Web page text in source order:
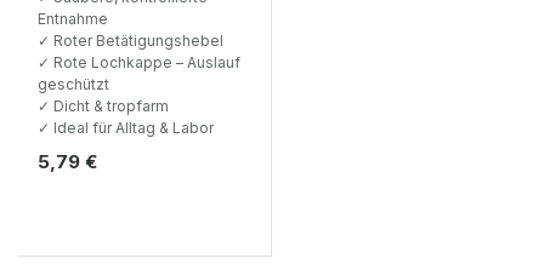
Entnahme
✓ Roter Betätigungshebel
✓ Rote Lochkappe – Auslauf
geschützt
✓ Dicht & tropfarm
✓ Ideal für Alltag & Labor
5,79 €